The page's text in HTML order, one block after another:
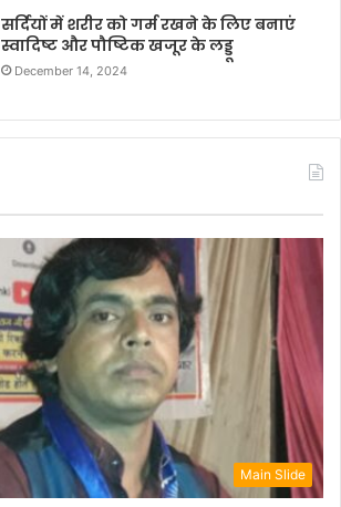
सर्दियों में शरीर को गर्म रखने के लिए बनाएं
स्वादिष्ट और पौष्टिक खजूर के लड्डू
December 14, 2024
Main Slide